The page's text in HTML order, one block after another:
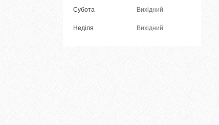
Субота Вихідний
Неділя Вихідний